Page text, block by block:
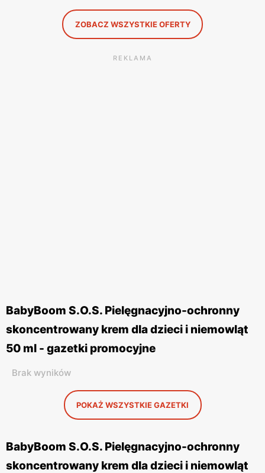
ZOBACZ WSZYSTKIE OFERTY
REKLAMA
BabyBoom S.O.S. Pielęgnacyjno-ochronny
skoncentrowany krem dla dzieci i niemowląt
50 ml - gazetki promocyjne
Brak wyników
POKAŻ WSZYSTKIE GAZETKI
BabyBoom S.O.S. Pielęgnacyjno-ochronny
skoncentrowany krem dla dzieci i niemowląt